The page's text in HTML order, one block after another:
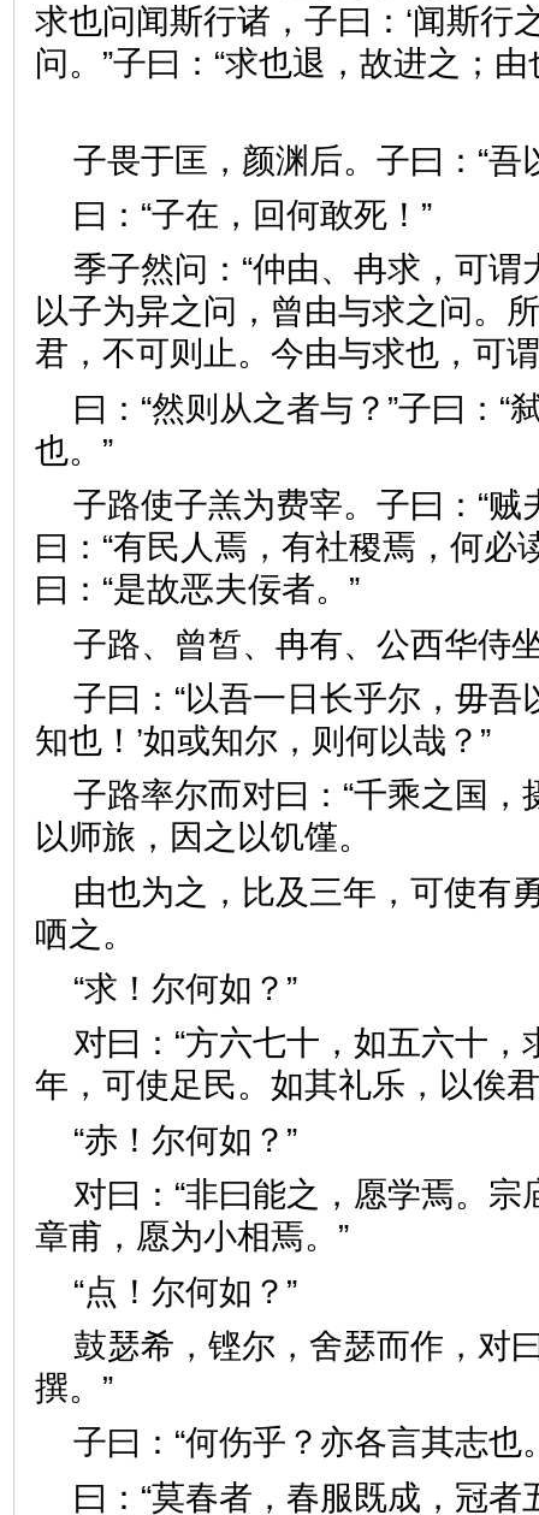
求也问闻斯行诸，子曰：‘闻斯行
问。”子曰：“求也退，故进之；
子畏于匡，颜渊后。子曰：
曰：“子在，回何敢死！”
季子然问：“仲由、冉求，可谓
以子为异之问，曾由与求之问。
君，不可则止。今由与求也，
曰：“然则从之者与？”子曰：“
也。”
子路使子羔为费宰。子曰：“贼
曰：“有民人焉，有社稷焉，何必
曰：“是故恶夫佞者。”
子路、曾皙、冉有、公西
子曰：“以吾一日长乎尔，毋吾
知也！’如或知尔，则何以哉
子路率尔而对曰：“千乘之国，
以师旅，因之以饥馑。
由也为之，比及三年，可使有
哂之。
“求！尔何如？”
对曰：“方六七十，如五六十，
年，可使足民。如其礼乐，以
“赤！尔何如？”
对曰：“非曰能之，愿学焉。宗
章甫，愿为小相焉。”
“点！尔何如？”
鼓瑟希，铿尔，舍瑟而作，对
撰。”
子曰：“何伤乎？亦各言其
曰：“莫春者，春服既成，冠者